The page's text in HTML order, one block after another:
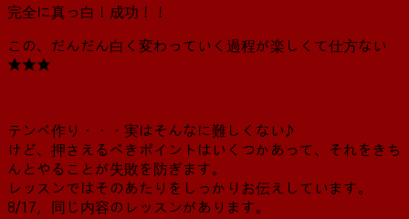
完全に真っ白！成功！！
この、だんだん白く変わっていく過程が楽しくて仕方ない
★★★
テンペ作り・・・実はそんなに難しくない♪
けど、押さえるべきポイントはいくつかあって、それをきち
んとやることが失敗を防ぎます。
レッスンではそのあたりをしっかりお伝えしています。
8/17，同じ内容のレッスンがあります。